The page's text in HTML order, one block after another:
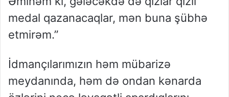
medal qazanacaqlar, mən buna şübhə
etmirəm.”
İdmançılarımızın həm mübarizə
meydanında, həm də ondan kənarda